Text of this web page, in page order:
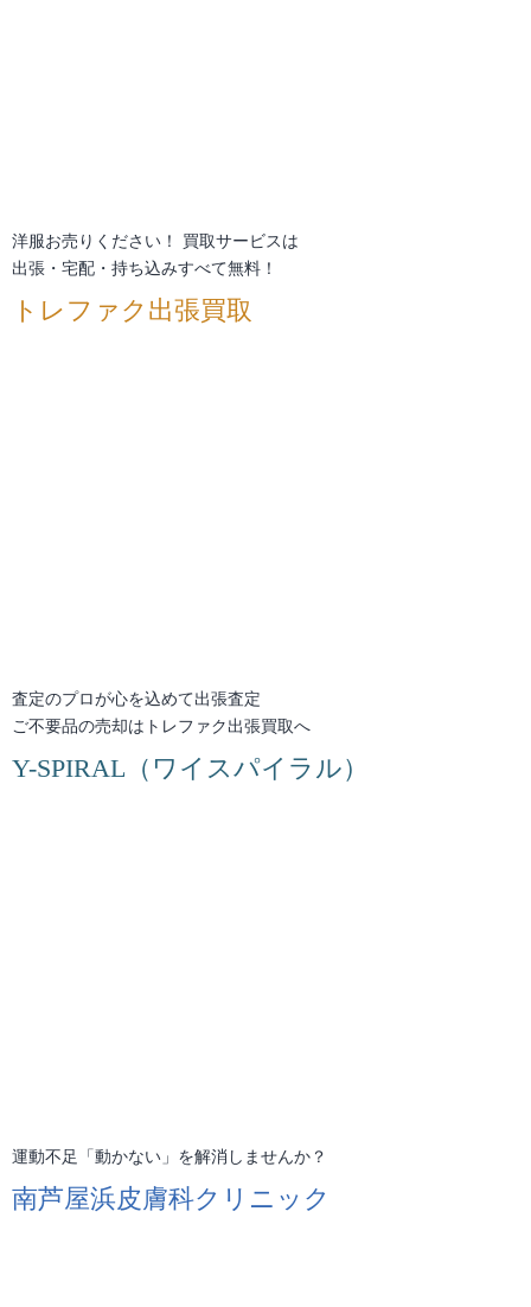
洋服お売りください！ 買取サービスは
出張・宅配・持ち込みすべて無料！
トレファク出張買取
査定のプロが心を込めて出張査定
ご不要品の売却はトレファク出張買取へ
Y-SPIRAL（ワイスパイラル）
運動不足「動かない」を解消しませんか？
南芦屋浜皮膚科クリニック